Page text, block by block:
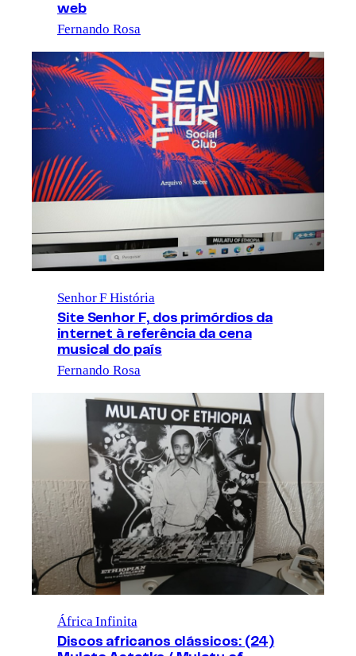
web
Fernando Rosa
Senhor F História
Site Senhor F, dos primórdios da
internet à referência da cena
musical do país
Fernando Rosa
África Infinita
Discos africanos clássicos: (24)